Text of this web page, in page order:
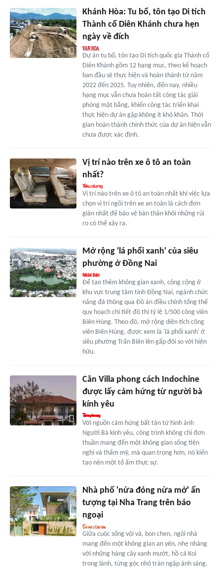
Khánh Hòa: Tu bổ, tôn tạo Di tích
Thành cổ Diên Khánh chưa hẹn
ngày về đích
Dự án tu bổ, tôn tạo Di tích quốc gia Thành cổ
Diên Khánh gồm 12 hạng mục, theo kế hoạch
ban đầu sẽ thực hiện và hoàn thành từ năm
2022 đến 2025. Tuy nhiên, đến nay, nhiều
hạng mục vẫn chưa hoàn tất công tác giải
phóng mặt bằng, khiến công tác triển khai
thực hiện dự án gặp không ít khó khăn. Thời
gian hoàn thành chính thức của dự án hiện vẫn
chưa được xác định.
Vị trí nào trên xe ô tô an toàn
nhất?
Vị trí nào trên xe ô tô an toàn nhất khi việc lựa
chọn vị trí ngồi trên xe an toàn là cách đơn
giản nhất để bảo vệ bản thân khỏi những rủi
ro có thể xảy ra.
Mở rộng 'lá phổi xanh' của siêu
phường ở Đồng Nai
Để tạo thêm không gian xanh, công cộng ở
khu vực trung tâm tỉnh Đồng Nai, ngành chức
năng đã thông qua Đồ án điều chỉnh tổng thể
quy hoạch chi tiết đô thị tỷ lệ 1/500 công viên
Biên Hùng. Theo đó, mở rộng diện tích công
viên Biên Hùng, được xem là 'lá phổi xanh' ở
siêu phường Trấn Biên lên gấp đôi so với hiện
hữu.
Căn Villa phong cách Indochine
được lấy cảm hứng từ người bà
kính yêu
Với nguồn cảm hứng bất tận từ hình ảnh
Người Bà kính yêu, công trình không chỉ đơn
thuần mang đến một không gian sống tiện
nghi và thẩm mỹ, mà quan trọng hơn, nó kiến
tạo nên một tổ ấm thực sự.
Nhà phố 'nửa đóng nửa mở' ấn
tượng tại Nha Trang trên báo
ngoại
Giữa cuộc sống vội vã, bon chen, ngôi nhà
mang đến một không gian an yên, nhẹ nhàng
với những hàng cây xanh mướt, hồ cá Koi
trong lành, từng góc nhỏ tràn ngập ánh sáng.